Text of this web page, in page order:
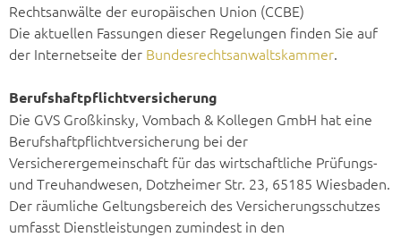
Rechtsanwälte der europäischen Union (CCBE)
Die aktuellen Fassungen dieser Regelungen finden Sie auf
der Internetseite der Bundesrechtsanwaltskammer.
Berufshaftpflichtversicherung
Die GVS Großkinsky, Vombach & Kollegen GmbH hat eine
Berufshaftpflichtversicherung bei der
Versicherergemeinschaft für das wirtschaftliche Prüfungs-
und Treuhandwesen, Dotzheimer Str. 23, 65185 Wiesbaden.
Der räumliche Geltungsbereich des Versicherungsschutzes
umfasst Dienstleistungen zumindest in den